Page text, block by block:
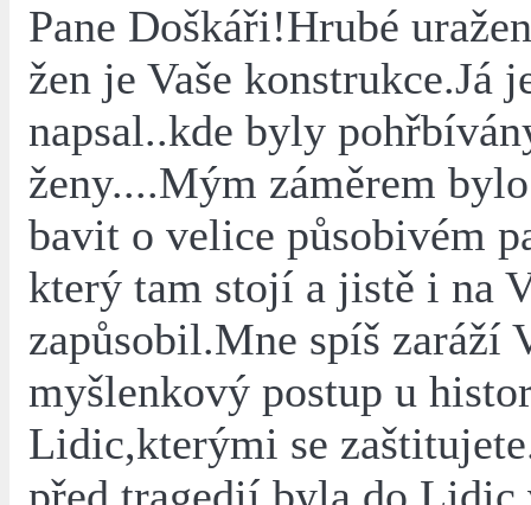
Pane Doškáři!Hrubé
žen je Vaše konstrukce.Já
napsal..kde byly
ženy....Mým záměrem
bavit o velice působivém
který tam stojí a jistě i na
zapůsobil.Mne spíš zaráží
myšlenkový postup u
Lidic,kterými se